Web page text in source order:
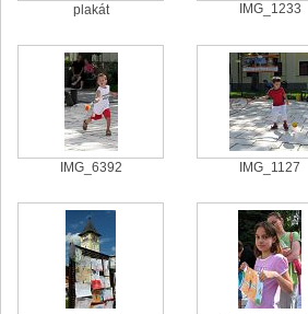
plakát IMG_1233
IMG_6392 IMG_1127